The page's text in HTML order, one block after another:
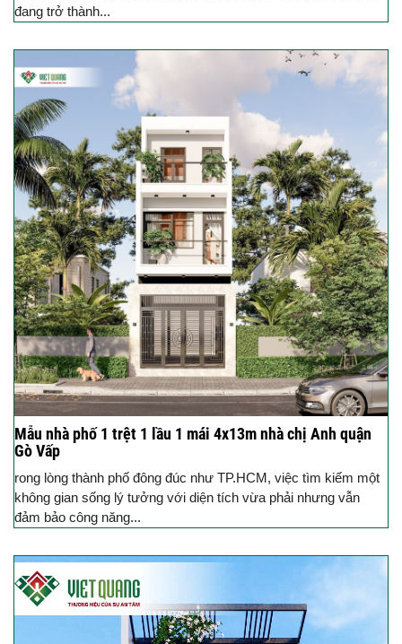
đang trở thành...
Mẫu nhà phố 1 trệt 1 lầu 1 mái 4x13m nhà chị Anh quận
Gò Vấp
rong lòng thành phố đông đúc như TP.HCM, việc tìm kiếm một
không gian sống lý tưởng với diện tích vừa phải nhưng vẫn
đảm bảo công năng...